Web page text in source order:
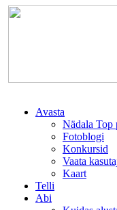
Avasta
Nädala Top
Fotoblogi
Konkursid
Vaata
Kaart
Telli
Abi